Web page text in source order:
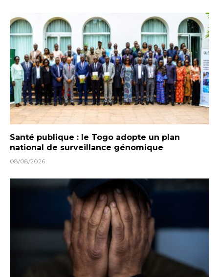
Santé publique : le Togo adopte un plan
national de surveillance génomique
08/08/2026